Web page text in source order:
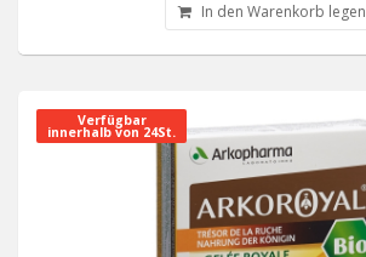
In den Warenkorb legen
Verfügbar
innerhalb von 24St.